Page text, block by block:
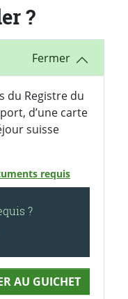
?
du Registre du
d’une carte
suisse
requis
?
AU GUICHET